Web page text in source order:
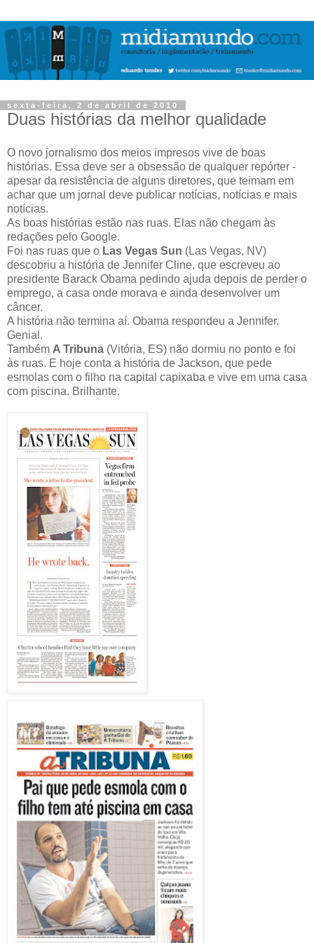
sexta-feira, 2 de abril de 2010
Duas histórias da melhor qualidade
O novo jornalismo dos meios impresos vive de boas
histórias. Essa deve ser a obsessão de qualquer repórter -
apesar da resistência de alguns diretores, que teimam em
achar que um jornal deve publicar notícias, notícias e mais
notícias.
As boas histórias estão nas ruas. Elas não chegam às
redações pelo Google.
Foi nas ruas que o Las Vegas Sun (Las Vegas, NV)
descobriu a história de Jennifer Cline, que escreveu ao
presidente Barack Obama pedindo ajuda depois de perder o
emprego, a casa onde morava e ainda desenvolver um
câncer.
A história não termina aí. Obama respondeu a Jennifer.
Genial.
Também A Tribuna (Vitória, ES) não dormiu no ponto e foi
às ruas. E hoje conta a história de Jackson, que pede
esmolas com o filho na capital capixaba e vive em uma casa
com piscina. Brilhante.